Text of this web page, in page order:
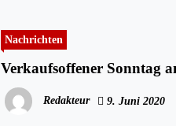
Nachrichten
Verkaufsoffener Sonntag
Redakteur 9. Juni 2020